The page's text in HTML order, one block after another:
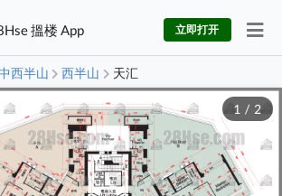
搵楼 App 立即打开
西半山 西半山 天汇
1 / 2